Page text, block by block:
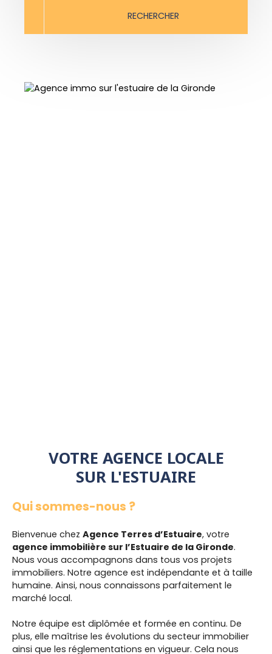
RECHERCHER
VOTRE AGENCE LOCALE
SUR L'ESTUAIRE
Qui sommes-nous ?
Bienvenue chez Agence Terres d’Estuaire, votre
agence immobilière sur l’Estuaire de la Gironde.
Nous vous accompagnons dans tous vos projets
immobiliers. Notre agence est indépendante et à taille
humaine. Ainsi, nous connaissons parfaitement le
marché local.
Notre équipe est diplômée et formée en continu. De
plus, elle maîtrise les évolutions du secteur immobilier
ainsi que les réglementations en vigueur. Cela nous